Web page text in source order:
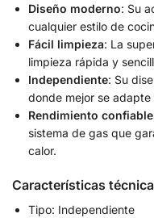
Diseño moderno: Su
cualquier estilo de
Fácil limpieza: La
limpieza rápida y
Independiente: Su
donde mejor se
Rendimiento confiable
sistema de gas que
calor.
Características
Tipo: Independiente